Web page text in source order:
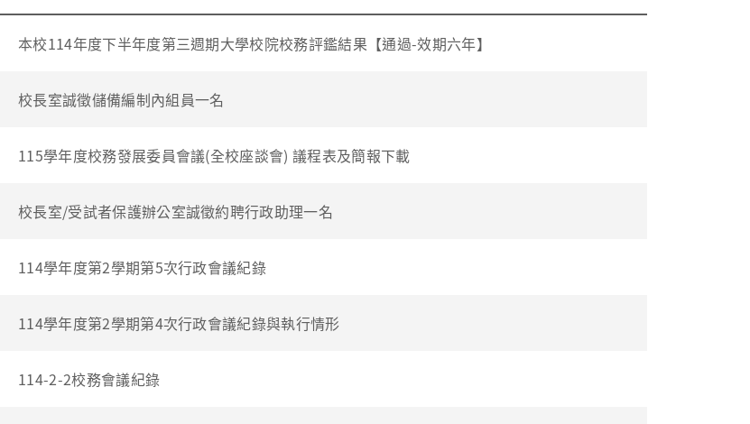
本校114年度下半年度第三週期大學校院校務評鑑結果【通過-效期六年】
校長室誠徵儲備編制內組員一名
115學年度校務發展委員會議(全校座談會) 議程表及簡報下載
校長室/受試者保護辦公室誠徵約聘行政助理一名
114學年度第2學期第5次行政會議紀錄
114學年度第2學期第4次行政會議紀錄與執行情形
114-2-2校務會議紀錄